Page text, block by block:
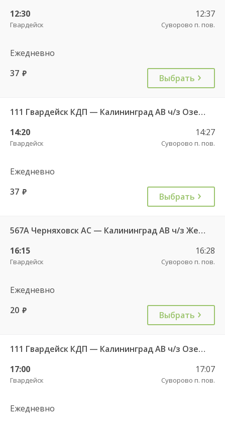
12:30
Гвардейск
12:37
Суворово п. пов.
Ежедневно
37 руб. Выбрать
111 Гвардейск КДП — Калининград АВ ч/з Озерки п.
14:20
Гвардейск
14:27
Суворово п. пов.
Ежедневно
37 руб. Выбрать
567А Черняховск АС — Калининград АВ ч/з Железнодорожный КДП, Правдинск КДП
16:15
Гвардейск
16:28
Суворово п. пов.
Ежедневно
20 руб. Выбрать
111 Гвардейск КДП — Калининград АВ ч/з Озерки п.
17:00
Гвардейск
17:07
Суворово п. пов.
Ежедневно